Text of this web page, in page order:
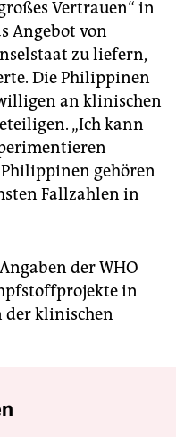
Vertrauen“ in
Angebot von
zu liefern,
Die Philippinen
an klinischen
„Ich kann
gehören
Fallzahlen in
der WHO
in
der klinischen